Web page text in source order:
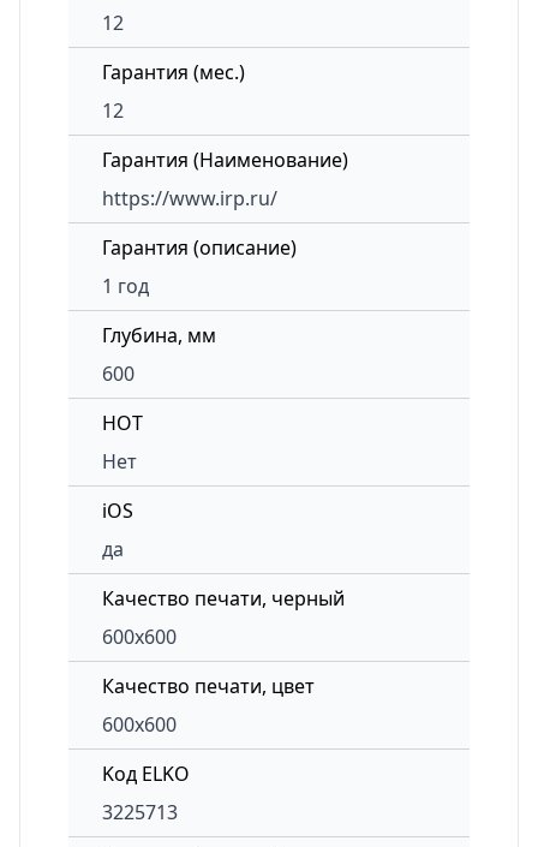
12
Гарантия (мес.)
12
Гарантия (Наименование)
https://www.irp.ru/
Гарантия (описание)
1 год
Глубина, мм
600
HOT
Нет
iOS
да
Качество печати, черный
600x600
Качество печати, цвет
600x600
Kод ELKO
3225713